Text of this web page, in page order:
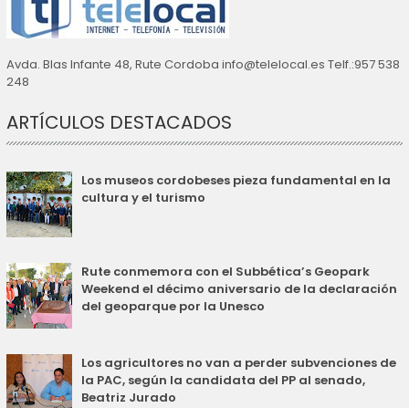
Avda. Blas Infante 48, Rute Cordoba info@telelocal.es Telf.:957 538
248
ARTÍCULOS DESTACADOS
Los museos cordobeses pieza fundamental en la
cultura y el turismo
Rute conmemora con el Subbética’s Geopark
Weekend el décimo aniversario de la declaración
del geoparque por la Unesco
Los agricultores no van a perder subvenciones de
la PAC, según la candidata del PP al senado,
Beatriz Jurado